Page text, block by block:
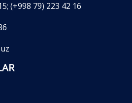
(+998 79) 223 42 16